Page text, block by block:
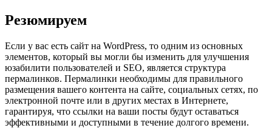
Резюмируем
Если у вас есть сайт на WordPress, то одним из основных
элементов, который вы могли бы изменить для улучшения
юзабилити пользователей и SEO, является структура
пермалинков. Пермалинки необходимы для правильного
размещения вашего контента на сайте, социальных сетях, по
электронной почте или в других местах в Интернете,
гарантируя, что ссылки на ваши посты будут оставаться
эффективными и доступными в течение долгого времени.